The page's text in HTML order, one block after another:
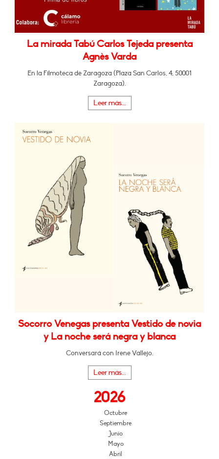
La mirada Tabú Carlos Tejeda presenta
Agnès Varda
En la Filmoteca de Zaragoza (Plaza San Carlos, 4, 50001
Zaragoza).
Leer más...
Socorro Venegas presenta Vestido de novia
y La noche será negra y blanca
Conversará con Irene Vallejo.
Leer más...
2026
Octubre
Septiembre
Junio
Mayo
Abril